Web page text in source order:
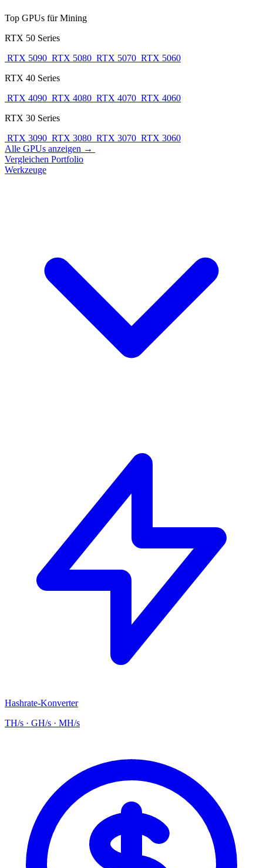
Top GPUs für Mining
RTX 50 Series
RTX 5090 RTX 5080 RTX 5070 RTX 5060
RTX 40 Series
RTX 4090 RTX 4080 RTX 4070 RTX 4060
RTX 30 Series
RTX 3090 RTX 3080 RTX 3070 RTX 3060
Alle GPUs anzeigen →
Vergleichen Portfolio
Werkzeuge
Hashrate-Konverter
TH/s · GH/s · MH/s